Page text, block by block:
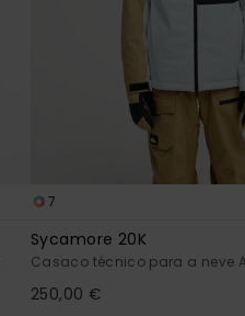
7
Sycamore 20K
Casaco técnico para a neve
250,00 €